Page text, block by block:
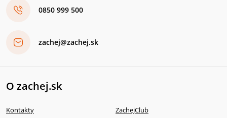
0850 999 500
zachej@zachej.sk
O zachej.sk
Kontakty
ZachejClub